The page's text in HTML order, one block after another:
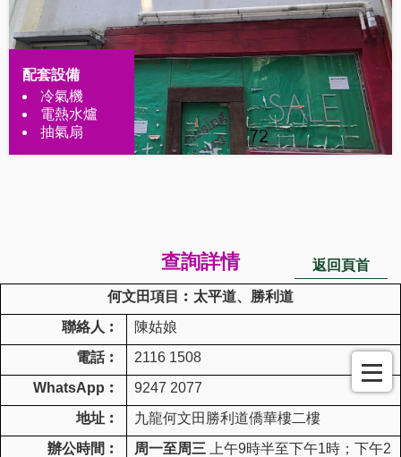
配套設備
冷氣機
電熱水爐
抽氣扇
查詢詳情 返回頁首
何文田項目︰太平道、勝利道
聯絡人︰
陳姑娘
電話︰
2116 1508
WhatsApp ︰
9247 2077
地址︰
九龍何文田勝利道僑華樓二樓
辦公時間︰
周一至周三 上午9時半至下午1時；下午2